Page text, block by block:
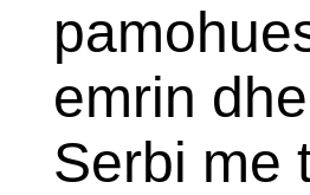
emrin
Serbi me